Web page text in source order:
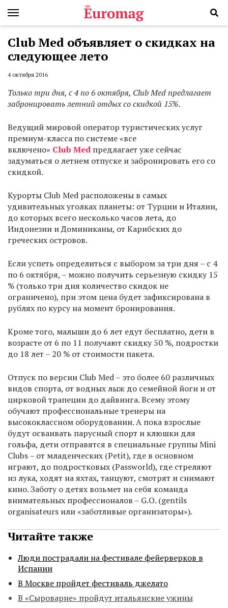
Club Med объявляет о скидках на
следующее лето
4 октября 2016
Только три дня, с 4 по 6 октября, ClubMed предлагает
забронировать летний отдых со скидкой 15%.
Ведущий мировой оператор туристических услуг
премиум-класса по системе «все
включено» Club Med предлагает уже сейчас
задуматься о летнем отпуске и забронировать его со
скидкой.
Курорты Club Med расположены в самых
удивительных уголках планеты: от Турции и Италии,
до которых всего несколько часов лета, до
Индонезии и Доминиканы, от Карибских до
греческих островов.
Если успеть определиться с выбором за три дня – с 4
по 6 октября, – можно получить серьезную скидку 15
% (только три дня количество скидок не
ограничено), при этом цена будет зафиксирована в
рублях по курсу на момент бронирования.
Кроме того, малыши до 6 лет едут бесплатно, дети в
возрасте от 6 по 11 получают скидку 50 %, подростки
до 18 лет – 20 % от стоимости пакета.
Отпуск по версии Club Med – это более 60 различных
видов спорта, от водных лыж до семейной йоги и от
цирковой трапеции до дайвинга. Всему этому
обучают профессиональные тренеры на
высококлассном оборудовании. А пока взрослые
будут осваивать парусный спорт и клюшки для
гольфа, дети отправятся в специальные группы Mini
Clubs – от младенческих (Petit), где в основном
играют, до подростковых (Passworld), где стреляют
из лука, ходят на яхтах, танцуют, смотрят и снимают
кино. Заботу о детях возьмет на себя команда
внимательных профессионалов – G.O. (gentils
organisateurs или «заботливые организаторы»).
Читайте также
Люди пострадали на фестивале фейерверков в
Испании
В Москве пройдет фестиваль джелато
В «Сыроварне» пройдут итальянские ужины